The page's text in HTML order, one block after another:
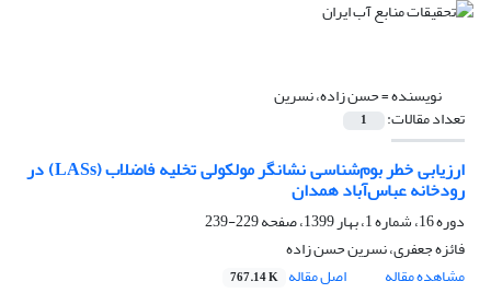
نویسنده =حسن زاده، نسرین
تعداد مقالات: 1
ارزیابی خطر بوم‌شناسی نشانگر مولکولی تخلیه فاضلاب (LASs) در
رودخانه‌‌ عباس‌آباد همدان
دوره 16، شماره 1، بهار 1399، صفحه
229-239
فائزه جعفری، نسرین حسن زاده
مشاهده مقاله
اصل مقاله 767.14 K